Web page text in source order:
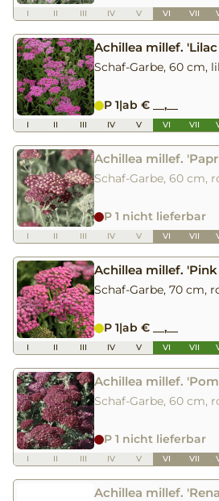
I II III IV V VI VII
Achillea millef.
Schaf-Garbe, 60 cm,
P 1|ab € __,__
I II III IV V VI VII
Achillea millef.
Schaf-Garbe, 60 cm,
P 1 nicht lieferbar
I II III IV V VI VII
Achillea millef.
Schaf-Garbe, 70 cm,
P 1|ab € __,__
I II III IV V VI VII
Achillea millef.
Schaf-Garbe, 60 cm,
P 1 nicht lieferbar
I II III IV V VI VII
Achillea millef.